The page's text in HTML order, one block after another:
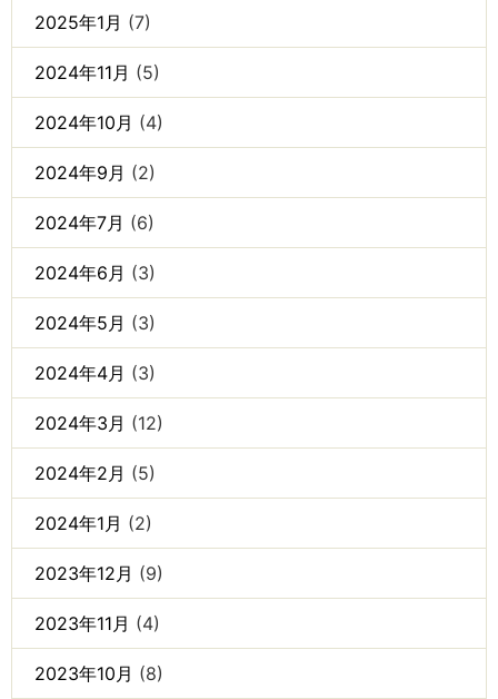
2025年1月 (7)
2024年11月 (5)
2024年10月 (4)
2024年9月 (2)
2024年7月 (6)
2024年6月 (3)
2024年5月 (3)
2024年4月 (3)
2024年3月 (12)
2024年2月 (5)
2024年1月 (2)
2023年12月 (9)
2023年11月 (4)
2023年10月 (8)